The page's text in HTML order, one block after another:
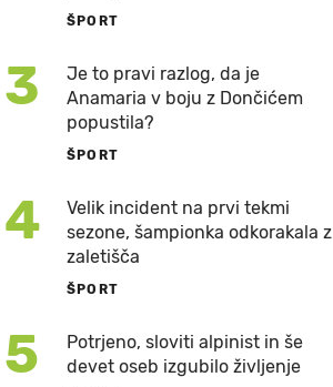
ŠPORT
3
Je to pravi razlog, da je
Anamaria v boju z Dončićem
popustila?
ŠPORT
4
Velik incident na prvi tekmi
sezone, šampionka odkorakala z
zaletišča
ŠPORT
5
Potrjeno, sloviti alpinist in še
devet oseb izgubilo življenje